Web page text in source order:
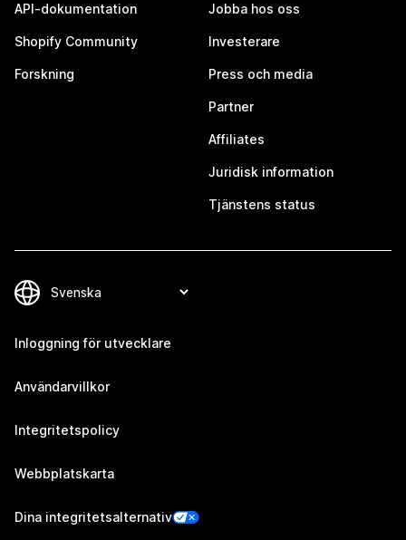
API-dokumentation
Shopify Community
Forskning
Jobba hos oss
Investerare
Press och media
Partner
Affiliates
Juridisk information
Tjänstens status
Inloggning för utvecklare
Användarvillkor
Integritetspolicy
Webbplatskarta
Dina integritetsalternativ